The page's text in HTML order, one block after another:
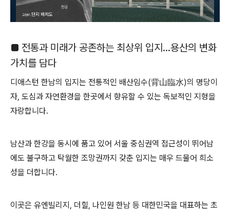
■ 전통과 미래가 공존하는 최상위 입지…용산의 변화
가치를 담다
디애스턴 한남의 입지는 전통적인 배산임수(背山臨水)의 명당이
자, 도심과 자연환경을 한곳에서 향유할 수 있는 독보적인 지형을
자랑합니다.
남산과 한강을 동시에 품고 있어 서울 중심권역 접근성이 뛰어남
에도 불구하고 탁월한 조망권까지 갖춘 입지는 매우 드물어 희소
성을 더합니다.
이곳은 유엔빌리지, 더힐, 나인원 한남 등 대한민국을 대표하는 초